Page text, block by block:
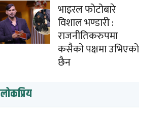
भाइरल फोटोबारे
विशाल भण्डारी :
राजनीतिकरुपमा
कसैको पक्षमा उभिएको
छैन
लोकप्रिय